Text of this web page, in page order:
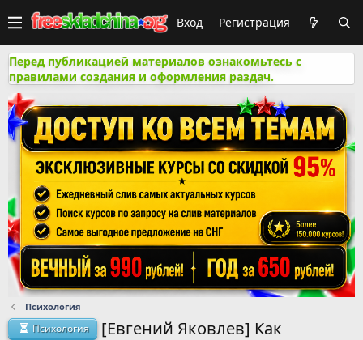
Вход Регистрация
Перед публикацией материалов ознакомьтесь с
правилами создания и оформления раздач.
Психология
Психология
[Евгений Яковлев] Как